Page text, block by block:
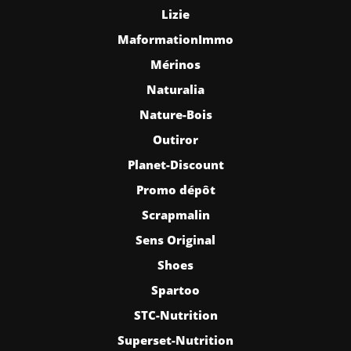
Lizie
MaformationImmo
Mérinos
Naturalia
Nature-Bois
Outiror
Planet-Discount
Promo dépôt
Scrapmalin
Sens Original
Shoes
Spartoo
STC-Nutrition
Superset-Nutrition